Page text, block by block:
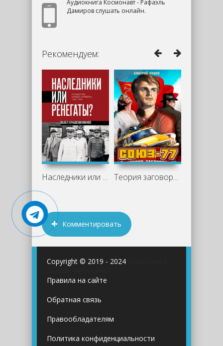
Аудиокнига Космонавт - Рафаэль
Дамиров слушать онлайн.
Рекомендуем:
Наследники или ренегаты. Государство и Теория заговора - Дмитрий Ромов
Комментировать
Copyright © 2019 - 2024
Правила на сайте
Обратная связь
Правообладателям
Политика конфиденциальности